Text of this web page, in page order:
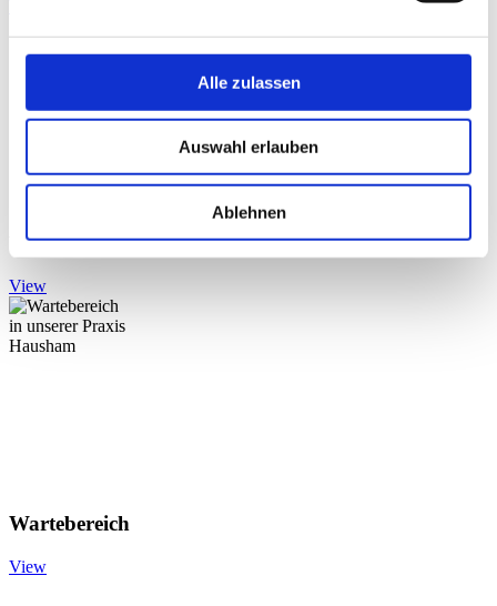
Alle zulassen
Auswahl erlauben
Ablehnen
Wartebereich
View
Wartebereich
View